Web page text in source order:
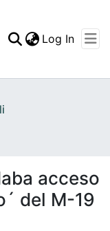
Log In
acceso
del M-19